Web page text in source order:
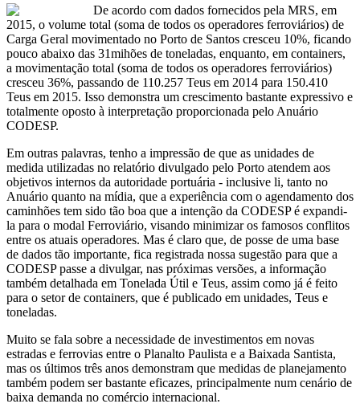
De acordo com dados fornecidos pela MRS, em
2015, o volume total (soma de todos os operadores ferroviários) de
Carga Geral movimentado no Porto de Santos cresceu 10%, ficando
pouco abaixo das 31mihões de toneladas, enquanto, em containers,
a movimentação total (soma de todos os operadores ferroviários)
cresceu 36%, passando de 110.257 Teus em 2014 para 150.410
Teus em 2015. Isso demonstra um crescimento bastante expressivo e
totalmente oposto à interpretação proporcionada pelo Anuário
CODESP.
Em outras palavras, tenho a impressão de que as unidades de
medida utilizadas no relatório divulgado pelo Porto atendem aos
objetivos internos da autoridade portuária - inclusive li, tanto no
Anuário quanto na mídia, que a experiência com o agendamento dos
caminhões tem sido tão boa que a intenção da CODESP é expandi-
la para o modal Ferroviário, visando minimizar os famosos conflitos
entre os atuais operadores. Mas é claro que, de posse de uma base
de dados tão importante, fica registrada nossa sugestão para que a
CODESP passe a divulgar, nas próximas versões, a informação
também detalhada em Tonelada Útil e Teus, assim como já é feito
para o setor de containers, que é publicado em unidades, Teus e
toneladas.
Muito se fala sobre a necessidade de investimentos em novas
estradas e ferrovias entre o Planalto Paulista e a Baixada Santista,
mas os últimos três anos demonstram que medidas de planejamento
também podem ser bastante eficazes, principalmente num cenário de
baixa demanda no comércio internacional.